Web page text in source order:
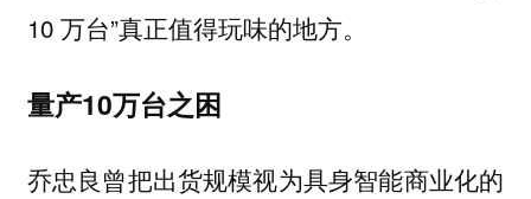
10 万台”真正值得玩味的地方。
量产10万台之困
乔忠良曾把出货规模视为具身智能商业化的